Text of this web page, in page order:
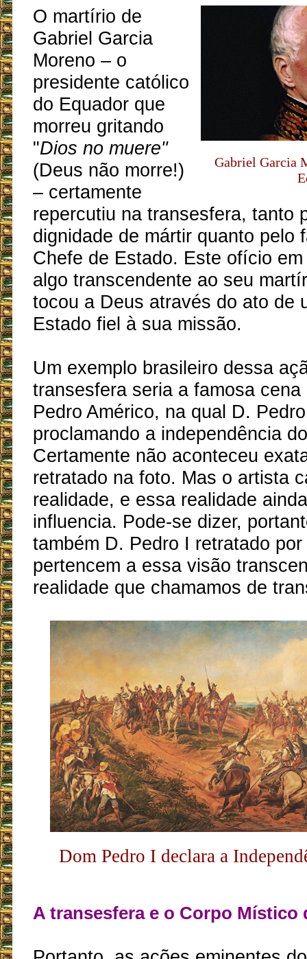
Gabriel Garcia
O martírio de
Gabriel Garcia
Moreno – o
presidente católico
do Equador que
morreu gritando
"Dios no muere"
(Deus não morre!)
– certamente
repercutiu na transesfera, tanto
dignidade de mártir quanto pelo
Chefe de Estado. Este ofício
algo transcendente ao seu
tocou a Deus através do ato de
Estado fiel à sua missão.
Um exemplo brasileiro dessa
transesfera seria a famosa
Pedro Américo, na qual D.
proclamando a independência
Certamente não aconteceu
retratado na foto. Mas o artista
realidade, e essa realidade
influencia. Pode-se dizer,
também D. Pedro I retratado
pertencem a essa visão
realidade que chamamos de
Dom Pedro I declara a
A transesfera e o Corpo Místico